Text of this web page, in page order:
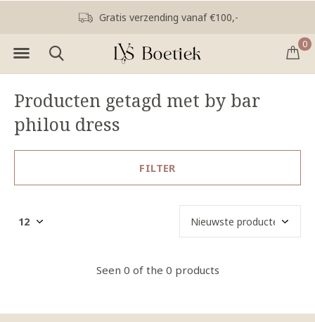
0
Gratis verzending vanaf €100,-
Producten getagd met by bar
philou dress
FILTER
Seen 0 of the 0 products